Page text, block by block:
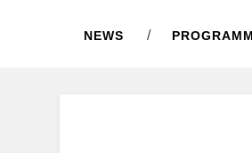
NEWS PROGRAMM